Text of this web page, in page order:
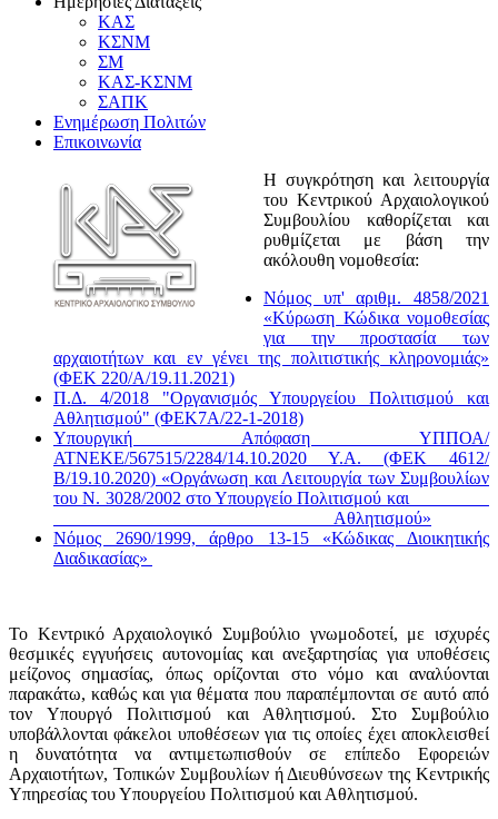
ΚΑΣ
ΚΣΝΜ
ΣΜ
ΚΑΣ-ΚΣΝΜ
ΣΑΠΚ
Ενημέρωση Πολιτών
Επικοινωνία
Η συγκρότηση και λειτουργία
του Κεντρικού Αρχαιολογικού
Συμβουλίου καθορίζεται και
ρυθμίζεται με βάση την
ακόλουθη νομοθεσία:
Νόμος υπ' αριθμ. 4858/2021
«Κύρωση Κώδικα νομοθεσίας
για την προστασία των
αρχαιοτήτων και εν γένει της πολιτιστικής κληρονομιάς»
(ΦΕΚ 220/Α/19.11.2021)
Π.Δ. 4/2018 "Οργανισμός Υπουργείου Πολιτισμού και
Αθλητισμού" (ΦΕΚ7Α/22-1-2018)
Υπουργική Απόφαση ΥΠΠΟΑ/
ΑΤΝΕΚΕ/567515/2284/14.10.2020 Υ.Α. (ΦΕΚ 4612/
Β/19.10.2020) «Οργάνωση και Λειτουργία των Συμβουλίων
του Ν. 3028/2002 στο Υπουργείο Πολιτισμού και
Αθλητισμού»
Νόμος 2690/1999, άρθρο 13-15 «Κώδικας Διοικητικής
Διαδικασίας»
Το Κεντρικό Αρχαιολογικό Συμβούλιο γνωμοδοτεί, με ισχυρές
θεσμικές εγγυήσεις αυτονομίας και ανεξαρτησίας για υποθέσεις
μείζονος σημασίας, όπως ορίζονται στο νόμο και αναλύονται
παρακάτω, καθώς και για θέματα που παραπέμπονται σε αυτό από
τον Υπουργό Πολιτισμού και Αθλητισμού. Στο Συμβούλιο
υποβάλλονται φάκελοι υποθέσεων για τις οποίες έχει αποκλεισθεί
η δυνατότητα να αντιμετωπισθούν σε επίπεδο Εφορειών
Αρχαιοτήτων, Τοπικών Συμβουλίων ή Διευθύνσεων της Κεντρικής
Υπηρεσίας του Υπουργείου Πολιτισμού και Αθλητισμού.